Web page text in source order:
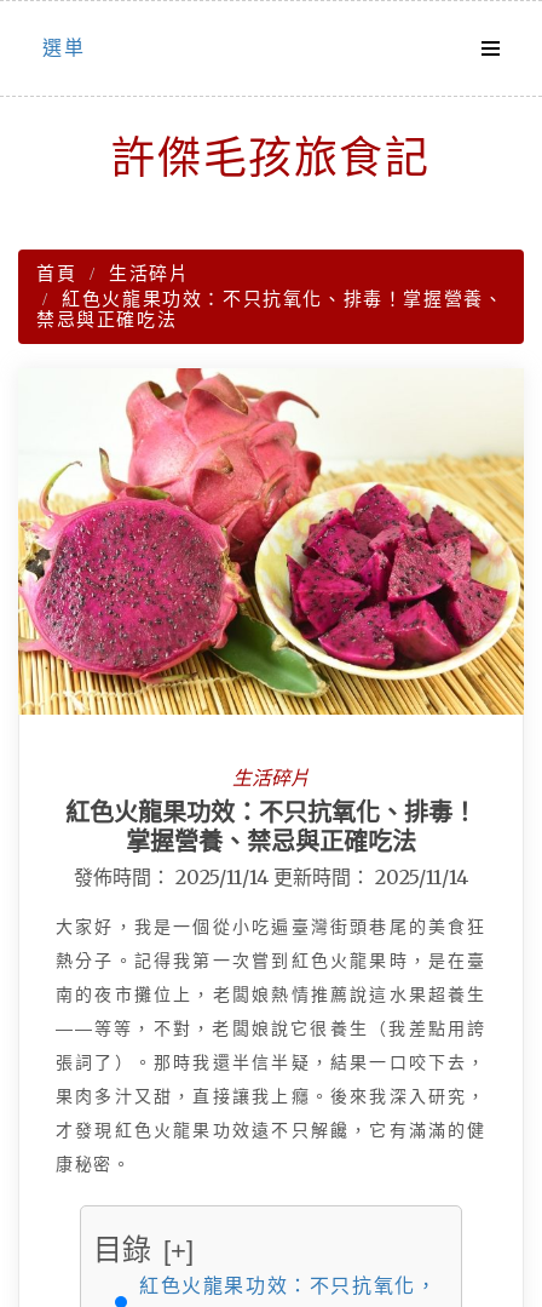
Skip
選単
許傑毛孩旅食記
首頁
生活碎片
紅色火龍果功效：不只抗氧化、排毒！掌握營養、
禁忌與正確吃法
生活碎片
紅色火龍果功效：不只抗氧化、排毒！
掌握營養、禁忌與正確吃法
發佈時間： 2025/11/14 更新時間： 2025/11/14
大家好，我是一個從小吃遍臺灣街頭巷尾的美食狂
熱分子。記得我第一次嘗到紅色火龍果時，是在臺
南的夜市攤位上，老闆娘熱情推薦說這水果超養生
——等等，不對，老闆娘說它很養生（我差點用誇
張詞了）。那時我還半信半疑，結果一口咬下去，
果肉多汁又甜，直接讓我上癮。後來我深入研究，
才發現紅色火龍果功效遠不只解饞，它有滿滿的健
康秘密。
目錄 [+]
紅色火龍果功效：不只抗氧化，